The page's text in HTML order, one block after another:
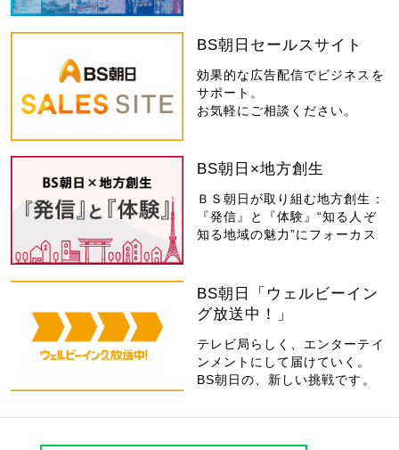
BS朝日セールスサイト
効果的な広告配信でビジネスを
サポート。
お気軽にご相談ください。
BS朝日×地方創生
ＢＳ朝日が取り組む地方創生：
『発信』と『体験』“知る人ぞ
知る地域の魅力”にフォーカス
BS朝日「ウェルビーイン
グ放送中！」
テレビ局らしく、エンターテイ
ンメントにして届けていく。
BS朝日の、新しい挑戦です。